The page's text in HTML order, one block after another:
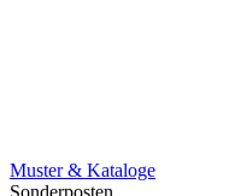
Muster & Kataloge
Sonderposten